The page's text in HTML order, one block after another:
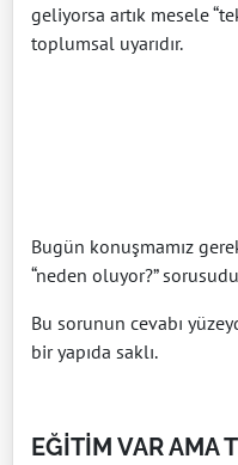
geliyorsa artık mesele
toplumsal uyarıdır.
Bugün konuşmamız
“neden oluyor?”
Bu sorunun cevabı
bir yapıda saklı.
EĞİTİM VAR AMA